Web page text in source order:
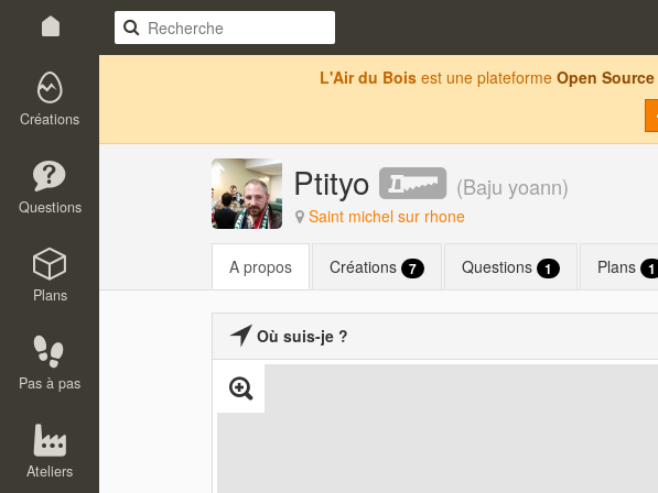
Créations
Questions
Plans
Pas à pas
Ateliers
L'Air du Bois est une plateforme Open Source
Ptityo (Baju yoann)
Saint michel sur rhone
A propos Créations 7 Questions 1 Plans 1
Où suis-je ?